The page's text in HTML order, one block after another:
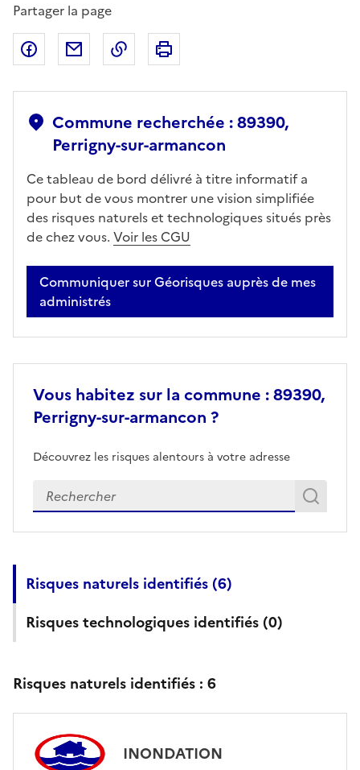
Partager la page
Partager sur Facebook
Partager par emailCopier dans le presse-papier
Commune recherchée : 89390,
Perrigny-sur-armancon
Ce tableau de bord délivré à titre informatif a
pour but de vous montrer une vision simplifiée
des risques naturels et technologiques situés près
de chez vous. Voir les CGU
Communiquer sur Géorisques auprès de mes
administrés
Vous habitez sur la commune : 89390,
Perrigny-sur-armancon ?
Découvrez les risques alentours à votre adresse
Veuillez renseigner votre adresse exacte
Risques naturels identifiés (6)
Risques technologiques identifiés (0)
Risques naturels identifiés : 6
INONDATION